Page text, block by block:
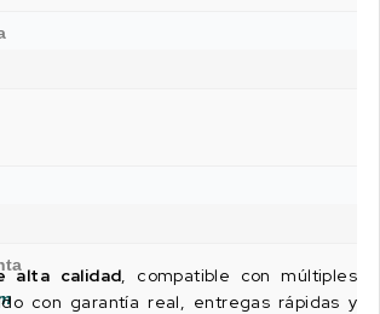
alta calidad, compatible con múltiples
con garantía real, entregas rápidas y